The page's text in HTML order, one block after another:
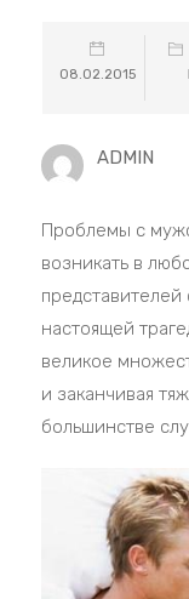
08.02.2015
ADMIN
Проблемы с
возникать в
настоящей
великое
и заканчивая
большинстве